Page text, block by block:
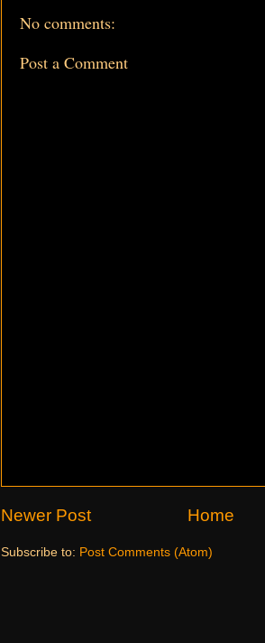
No comments:
Post a Comment
Newer Post Home
Subscribe to: Post Comments (Atom)